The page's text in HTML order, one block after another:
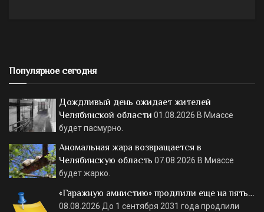
Популярное сегодня
Дождливый день ожидает жителей
Челябинской области 01.08.2026 В Миассе
будет пасмурно.
Аномальная жара возвращается в
Челябинскую область 07.08.2026 В Миассе
будет жарко.
«Гаражную амнистию» продлили еще на пять…
08.08.2026 До 1 сентября 2031 года продлили